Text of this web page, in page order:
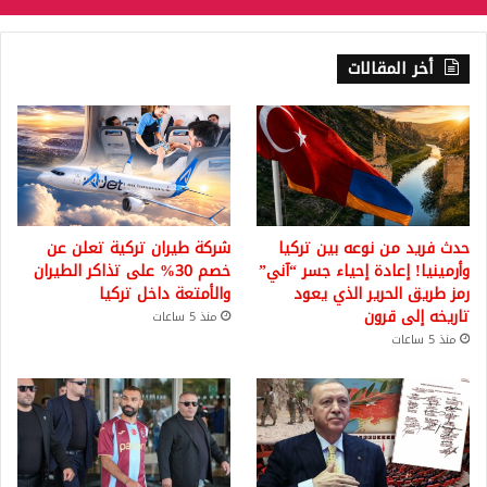
أخر المقالات
حدث فريد من نوعه بين تركيا
وأرمينيا! إعادة إحياء جسر “آني”
رمز طريق الحرير الذي يعود
تاريخه إلى قرون
منذ 5 ساعات
شركة طيران تركية تعلن عن
خصم 30% على تذاكر الطيران
والأمتعة داخل تركيا
منذ 5 ساعات